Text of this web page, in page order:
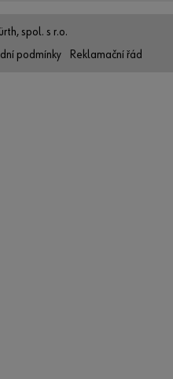
spol. s r.o.
podmínky Reklamační řád